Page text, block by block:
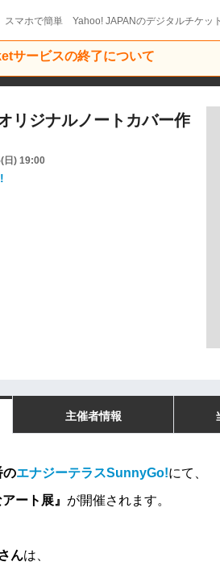
スマホで簡単 Yahoo! JAPANのデジタルチケット
サービスの終了について
リジナルノートカバー作
日) 19:00
主催者情報
のエナジーテラスSunnyGo!にて、
ート展』 が開催されます。
さんは、